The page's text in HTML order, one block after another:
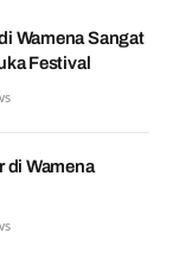
Wamena Sangat
Festival
di Wamena